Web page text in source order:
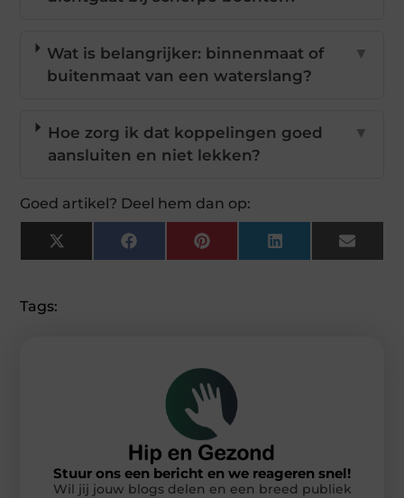
Wat is belangrijker: binnenmaat of
buitenmaat van een waterslang?
▼
Hoe zorg ik dat koppelingen goed
aansluiten en niet lekken?
▼
Goed artikel? Deel hem dan op:
X
(Twitter)
FacebookPinterestLinkedInEmail
Tags:
Stuur ons een bericht en we reageren snel!
Wil jij jouw blogs delen en een breed publiek